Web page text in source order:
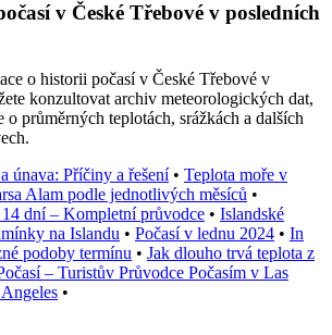
v České Třebové v posledních
o historii počasí v České Třebové v
konzultovat archiv meteorologických dat,
o průměrných teplotách, srážkách a dalších
únava: Příčiny a řešení• Teplota moře v
Alam podle jednotlivých měsíců •
dní – Kompletní průvodce • Islandské
na Islandu • Počasí v lednu 2024 • In
podoby termínu • Jak dlouho trvá teplota z
– Turistův Průvodce Počasím v Las
•